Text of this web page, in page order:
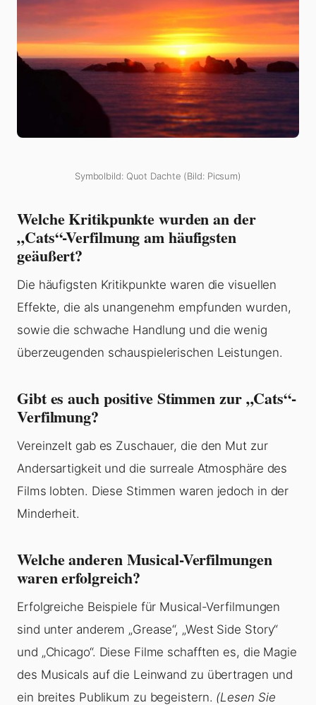
Symbolbild: Quot Dachte (Bild: Picsum)
Welche Kritikpunkte wurden an der
„Cats“-Verfilmung am häufigsten
geäußert?
Die häufigsten Kritikpunkte waren die visuellen
Effekte, die als unangenehm empfunden wurden,
sowie die schwache Handlung und die wenig
überzeugenden schauspielerischen Leistungen.
Gibt es auch positive Stimmen zur „Cats“-
Verfilmung?
Vereinzelt gab es Zuschauer, die den Mut zur
Andersartigkeit und die surreale Atmosphäre des
Films lobten. Diese Stimmen waren jedoch in der
Minderheit.
Welche anderen Musical-Verfilmungen
waren erfolgreich?
Erfolgreiche Beispiele für Musical-Verfilmungen
sind unter anderem „Grease“, „West Side Story“
und „Chicago“. Diese Filme schafften es, die Magie
des Musicals auf die Leinwand zu übertragen und
ein breites Publikum zu begeistern. (Lesen Sie